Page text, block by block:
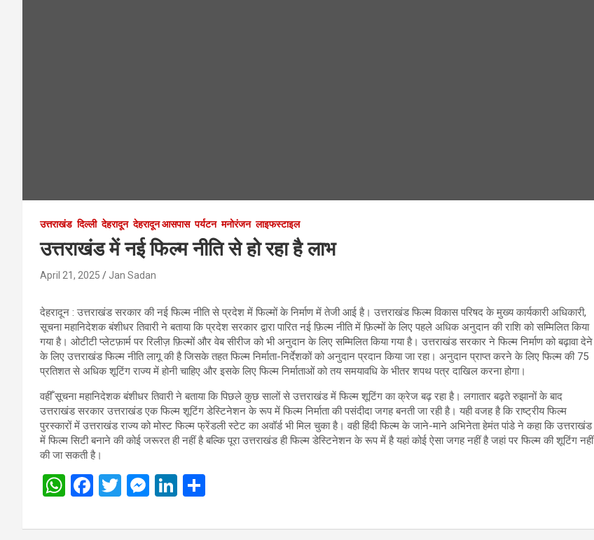
उत्तराखंड दिल्ली देहरादून देहरादून आसपास पर्यटन मनोरंजन लाइफस्टाइल
उत्तराखंड में नई फिल्म नीति से हो रहा है लाभ
April 21, 2025 Jan Sadan
देहरादून : उत्तराखंड सरकार की नई फिल्म नीति से प्रदेश में फिल्मों के निर्माण में तेजी आई है। उत्तराखंड फिल्म विकास परिषद के मुख्य कार्यकारी अधिकारी,
सूचना महानिदेशक बंशीधर तिवारी ने बताया कि प्रदेश सरकार द्वारा पारित नई फ़िल्म नीति में फ़िल्मों के लिए पहले अधिक अनुदान की राशि को सम्मिलित किया
गया है। ओटीटी प्लेटफ़ार्म पर रिलीज़ फ़िल्मों और वेब सीरीज को भी अनुदान के लिए सम्मिलित किया गया है। उत्तराखंड सरकार ने फिल्म निर्माण को बढ़ावा देने
के लिए उत्तराखंड फिल्म नीति लागू की है जिसके तहत फिल्म निर्माता-निर्देशकों को अनुदान प्रदान किया जा रहा। अनुदान प्राप्त करने के लिए फिल्म की 75
प्रतिशत से अधिक शूटिंग राज्य में होनी चाहिए और इसके लिए फिल्म निर्माताओं को तय समयावधि के भीतर शपथ पत्र दाखिल करना होगा।
वहीँ सूचना महानिदेशक बंशीधर तिवारी ने बताया कि पिछले कुछ सालों से उत्तराखंड में फिल्म शूटिंग का क्रेज बढ़ रहा है। लगातार बढ़ते रुझानों के बाद
उत्तराखंड सरकार उत्तराखंड एक फिल्म शूटिंग डेस्टिनेशन के रूप में फिल्म निर्माता की पसंदीदा जगह बनती जा रही है। यही वजह है कि राष्ट्रीय फिल्म
पुरस्कारों में उत्तराखंड राज्य को मोस्ट फिल्म फ्रेंडली स्टेट का अवॉर्ड भी मिल चुका है। वही हिंदी फिल्म के जाने-माने अभिनेता हेमंत पांडे ने कहा कि उत्तराखंड
में फिल्म सिटी बनाने की कोई जरूरत ही नहीं है बल्कि पूरा उत्तराखंड ही फिल्म डेस्टिनेशन के रूप में है यहां कोई ऐसा जगह नहीं है जहां पर फिल्म की शूटिंग नहीं
की जा सकती है।
W
at
F
ce
T
tt
M
se
Li
ke ar